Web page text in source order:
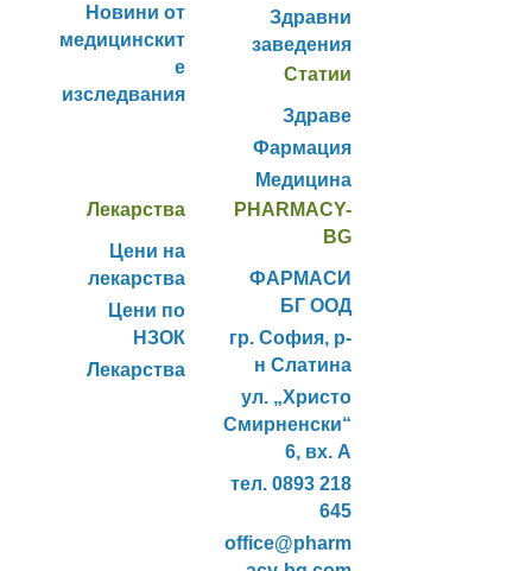
Новини от
медицинскит
е
изследвания
Здравни
заведения
Статии
Здраве
Фармация
Медицина
Лекарства
Цени на
лекарства
Цени по
НЗОК
Лекарства
PHARMACY-
BG
ФАРМАСИ
БГ ООД
гр. София, р-
н Слатина
ул. „Христо
Смирненски“
6, вх. А
тел. 0893 218
645
office@pharm